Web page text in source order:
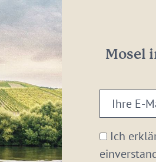
Mosel
Ihre
E-
Mail-
Adresse:
Ich